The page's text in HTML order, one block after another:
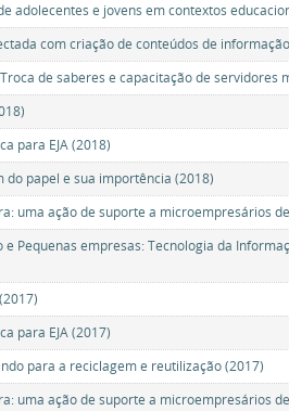
adolecentes e jovens em contextos
com criação de conteúdos de
de saberes e capacitação de servidores
para EJA (2018)
do papel e sua importência (2018)
uma ação de suporte a microempresários
Pequenas empresas: Tecnologia da
para EJA (2017)
para a reciclagem e reutilização (2017)
uma ação de suporte a microempresários